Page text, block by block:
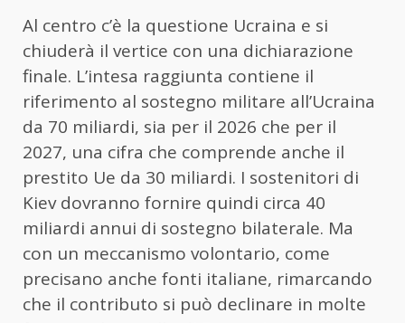
Al centro c’è la questione Ucraina e si
chiuderà il vertice con una dichiarazione
finale. L’intesa raggiunta contiene il
riferimento al sostegno militare all’Ucraina
da 70 miliardi, sia per il 2026 che per il
2027, una cifra che comprende anche il
prestito Ue da 30 miliardi. I sostenitori di
Kiev dovranno fornire quindi circa 40
miliardi annui di sostegno bilaterale. Ma
con un meccanismo volontario, come
precisano anche fonti italiane, rimarcando
che il contributo si può declinare in molte